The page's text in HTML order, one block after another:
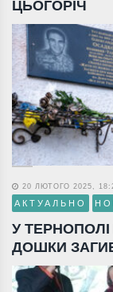
ЦЬОГОРІЧ
20 ЛЮТОГО 2025,
АКТУАЛЬНО
У
ДОШКИ